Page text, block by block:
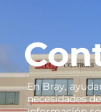
En Bray,
necesidades